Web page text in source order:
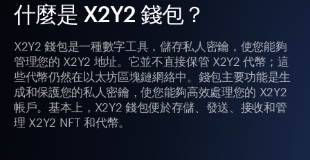
什麼是 X2Y2 錢包？
X2Y2 錢包是一種數字工具，儲存私人密鑰，使您能夠
管理您的 X2Y2 地址。它並不直接保管 X2Y2 代幣；這
些代幣仍然在以太坊區塊鏈網絡中。錢包主要功能是生
成和保護您的私人密鑰，使您能夠高效處理您的 X2Y2
帳戶。基本上，X2Y2 錢包便於存儲、發送、接收和管
理 X2Y2 NFT 和代幣。